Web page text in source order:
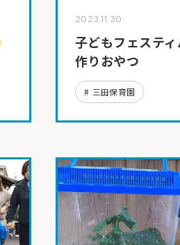
2023.11.30
子どもフェステ
作りおやつ
三田保育園